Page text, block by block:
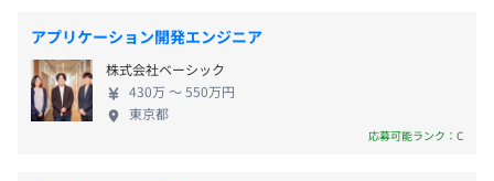
◆駅奪取：https://ekidash.com/
位置情報機能を使って、あなたのいる鉄道駅を「奪取」
し、全ユーザーで日本全国の駅を奪い合う位置ゲームで
す。
2025年で14周年を迎え、永く愛されるゲームです。
裁判員休暇、慶弔休暇、特別休暇
支援として、業務時間内で毎日1時間の勉強会や自習
を制度として認めるなど、社員の学びを支援してい
ます。20代の間に、仕事での成長はもちろん、多方
面からスキルをインプットできるので、将来新規事
業立ち上げを目指す人、成長意欲が高い人には最高
アプリケーション開発エンジニア
株式会社ベーシック
430万 〜 550万円
東京都
応募可能ランク：C